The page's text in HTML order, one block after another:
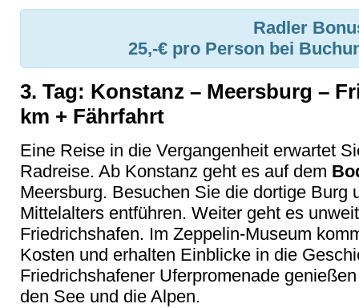
Radler
25,-€ pro Person bei
3. Tag: Konstanz – Meersburg –
km + Fährfahrt
Eine Reise in die Vergangenheit erwartet
Radreise. Ab Konstanz geht es auf dem
Meersburg. Besuchen Sie die dortige Burg
Mittelalters entführen. Weiter geht es
Friedrichshafen. Im Zeppelin-Museum
Kosten und erhalten Einblicke in die
Friedrichshafener Uferpromenade
den See und die Alpen.